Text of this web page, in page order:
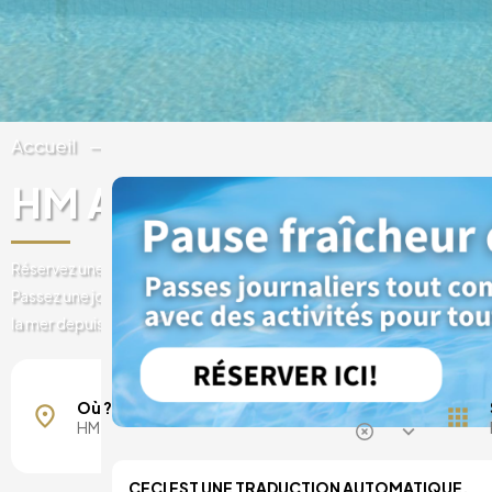
Accueil
HM Ayron Park
Réservez une carte journalière avec piscine à l'hôtel 5* HM Ayron Park
Passez une journée relaxante au bord de la piscine et profitez des
la mer depuis le Sky Bar de ce magnifique hôtel de style
Majorque, Espagne
Barcelone, Espagne
Madrid, Espagne
Où ?
CECI EST UNE TRADUCTION AUTOMATIQUE.